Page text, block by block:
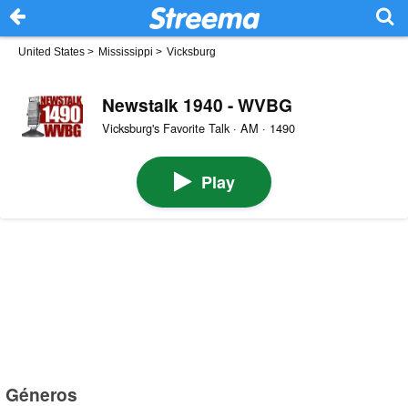
United States > Mississippi > Vicksburg
Newstalk 1940 - WVBG
Vicksburg's Favorite Talk · AM · 1490
Play
Géneros